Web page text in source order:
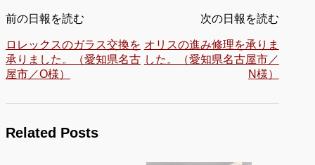
前の日報を読む
ロレックスのガラス交換を
承りました。（愛知県名古
屋市／O様）
次の日報を読む
オリスの進み修理を承りま
した。（愛知県名古屋市／
N様）
Related Posts